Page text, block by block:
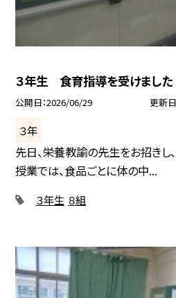
３年生 食育指導を受けました
公開日 2026/06/29 更新日
３年
先日、栄養教諭の先生をお招きし
授業では、食品ごとに体の中...
３年生 ８組